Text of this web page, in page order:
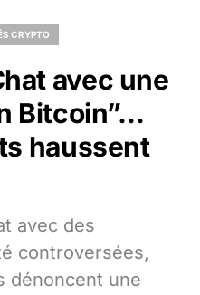
CRYPTO
avec une
Bitcoin”…
haussent
avec des
controversées,
dénoncent une